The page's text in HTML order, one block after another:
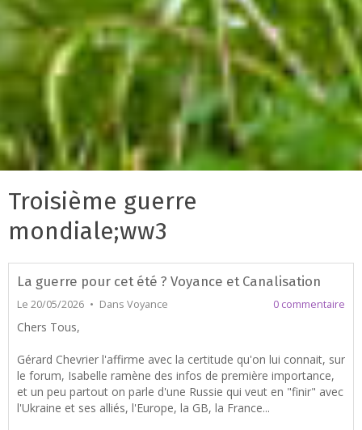
Troisième guerre
mondiale;ww3
La guerre pour cet été ? Voyance et Canalisation
Le 20/05/2026 Dans Voyance 0 commentaire
Chers Tous,
Gérard Chevrier l'affirme avec la certitude qu'on lui connait, sur
le forum, Isabelle ramène des infos de première importance,
et un peu partout on parle d'une Russie qui veut en "finir" avec
l'Ukraine et ses alliés, l'Europe, la GB, la France...